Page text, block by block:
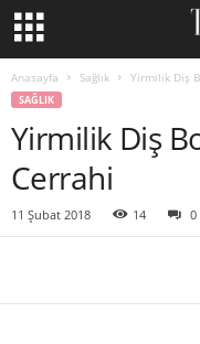
Anasayfa Sağlık Yirmilik Diş
SAĞLIK
Yirmilik Diş
Cerrahi
11 Şubat 2018 14 0